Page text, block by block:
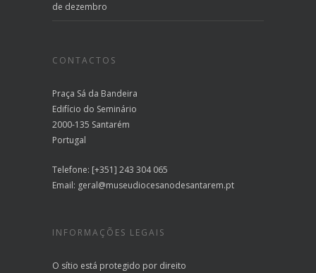
de dezembro
CONTACTOS
Praça Sá da Bandeira
Edifício do Seminário
2000-135 Santarém
Portugal
Telefone: [+351] 243 304 065
Email: geral@museudiocesanodesantarem.pt
INFORMAÇÕES LEGAIS
O sítio está protegido por direito